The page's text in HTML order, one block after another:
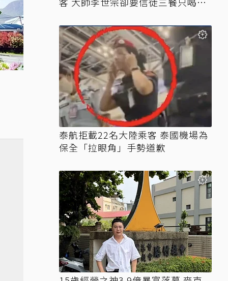
泰航拒載22名大陸乘客 泰國機場為
保全「拉眼角」手勢道歉